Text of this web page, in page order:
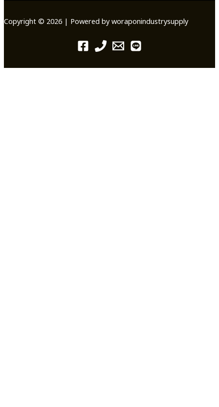
Copyright © 2026 | Powered by woraponindustrysupply